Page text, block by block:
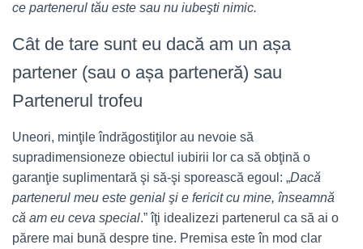
ce partenerul tău este sau nu iubeşti nimic.
Cât de tare sunt eu dacă am un așa
partener (sau o așa parteneră) sau
Partenerul trofeu
Uneori, minţile îndrăgostiţilor au nevoie să
supradimensioneze obiectul iubirii lor ca să obţină o
garanţie suplimentară şi să-şi sporească egoul: „Dacă
partenerul meu este genial şi e fericit cu mine, înseamnă
că am eu ceva special.” îţi idealizezi partenerul ca să ai o
părere mai bună despre tine. Premisa este în mod clar